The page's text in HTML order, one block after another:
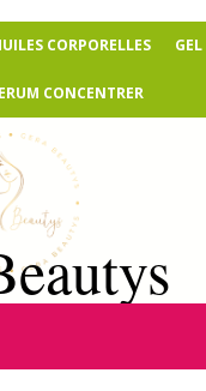
CORPORELLES
CONCENTRER